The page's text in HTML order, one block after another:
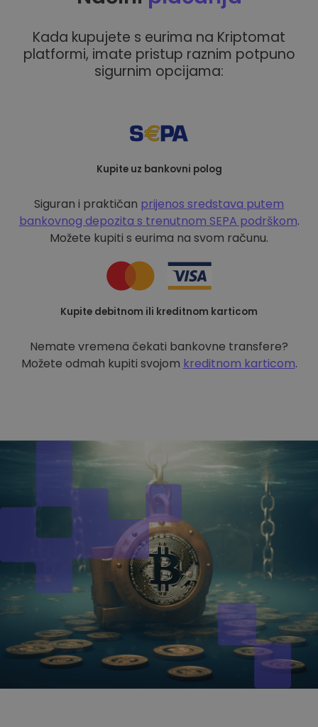
Kada kupujete s eurima na Kriptomat
platformi, imate pristup raznim potpuno
sigurnim opcijama:
Kupite uz bankovni polog
Siguran i praktičan prijenos sredstava putem
bankovnog depozita s trenutnom SEPA podrškom.
Možete kupiti s eurima na svom računu.
Kupite debitnom ili kreditnom karticom
Nemate vremena čekati bankovne transfere?
Možete odmah kupiti svojom kreditnom karticom.